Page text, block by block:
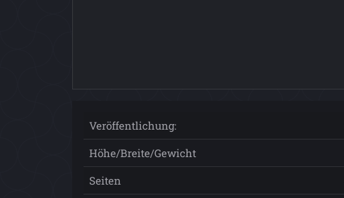
Veröffentlichung:
Höhe/Breite/Gewicht
Seiten